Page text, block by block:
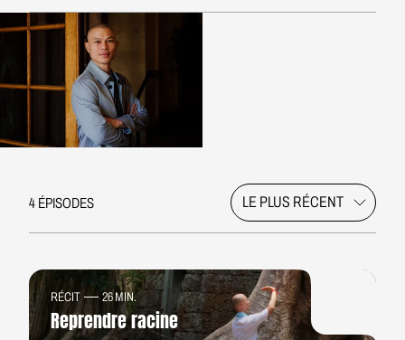
4 ÉPISODES
RÉCIT 26 MIN.
Reprendre racine
TÉMOIGNAGE 33 MIN.